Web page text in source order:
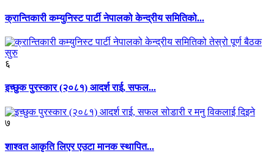
क्रान्तिकारी कम्युनिस्ट पार्टी नेपालको केन्द्रीय समितिको...
६
इच्छुक पुरस्कार (२०८१) आदर्श राई, सफल...
७
शाश्वत आकृति लिएर एउटा मानक स्थापित...